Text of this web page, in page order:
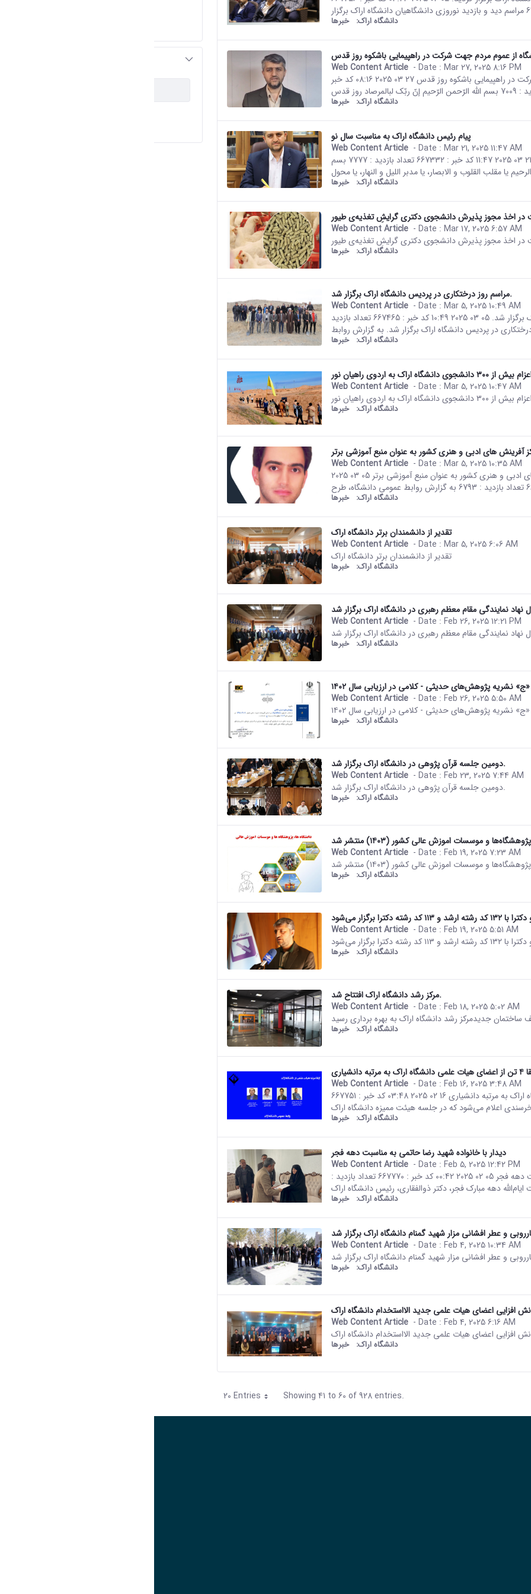
دانشگاه اراک: خبرها
از عموم مردم جهت شرکت در راهپیمایی باشکوه روز قدس
Web Content Article
This result comes from the
- Date : Mar 27, 2025 8:16 PM
صفحه اصلی جزئیات خبر دعوت رئیس دانشگاه از عموم مردم جهت شرکت در راهپیمایی باشکوه روز قدس 27 03 2025 08:16 کد خبر
دانشگاه اراک: خبرها
پیام رئیس دانشگاه اراک به مناسبت سال نو
Web Content Article
This result comes from the
- Date : Mar 21, 2025 11:47 AM
صفحه اصلی جزئیات خبر پیام رئیس دانشگاه اراک به مناسبت سال نو 21 03 2025 11:47 کد خبر : 667332 تعداد بازدید : 7777 بسم
دانشگاه اراک: خبرها
در اخذ مجوز پذیرش دانشجوی دکتری گرایشِ تغذیه‌ی طیور
Web Content Article
This result comes from the
- Date : Mar 17, 2025 6:57 AM
در اخذ مجوز پذیرش دانشجوی دکتری گرایشِ تغذیه‌ی طیور
دانشگاه اراک: خبرها
مراسم روز درختکاری در پردیس دانشگاه اراک برگزار شد.
Web Content Article
This result comes from the
- Date : Mar 5, 2025 10:49 AM
صفحه اصلی جزئیات خبر مراسم روز درختکاری در پردیس دانشگاه اراک برگزار شد. 05 03 2025 10:49 کد خبر : 667465 تعداد بازدید
دانشگاه اراک: خبرها
بیش از ۳۰۰ دانشجوی دانشگاه اراک به اردوی راهیان نور
Web Content Article
This result comes from the
- Date : Mar 5, 2025 10:47 AM
اعزام بیش از ۳۰۰ دانشجوی دانشگاه اراک به اردوی راهیان نور
دانشگاه اراک: خبرها
آفرینش های ادبی و هنری کشور به عنوان منبع آموزشی برتر
Web Content Article
This result comes from the
- Date : Mar 5, 2025 10:35 AM
صفحه اصلی جزئیات خبر دکتر محمد غفاری برگزیده مرکز آفرینش های ادبی و هنری کشور به عنوان منبع آموزشی برتر 05 03 2025
دانشگاه اراک: خبرها
تقدیر از دانشمندان برتر دانشگاه اراک
Web Content Article
This result comes from the
- Date : Mar 5, 2025 6:06 AM
تقدیر از دانشمندان برتر دانشگاه اراک
دانشگاه اراک: خبرها
نهاد نمایندگی مقام معظم رهبری در دانشگاه اراک برگزار شد
Web Content Article
This result comes from the
- Date : Feb 26, 2025 12:21 PM
نهاد نمایندگی مقام معظم رهبری در دانشگاه اراک برگزار شد
دانشگاه اراک: خبرها
نشریه پژوهش‌های حدیثی - کلامی در ارزیابی سال ۱۴۰۲
Web Content Article
This result comes from the
- Date : Feb 26, 2025 5:50 AM
نشریه پژوهش‌های حدیثی - کلامی در ارزیابی سال ۱۴۰۲
دانشگاه اراک: خبرها
دومین جلسه قرآن پژوهی در دانشگاه اراک برگزار شد.
Web Content Article
This result comes from the
- Date : Feb 23, 2025 7:44 AM
دومین جلسه قرآن پژوهی در دانشگاه اراک برگزار شد.
دانشگاه اراک: خبرها
Web Content Article
This result comes from the
- Date : Feb 19, 2025 7:23 AM
دانشگاه اراک: خبرها
Web Content Article
This result comes from the
- Date : Feb 19, 2025 5:51 AM
دانشگاه اراک: خبرها
مرکز رشد دانشگاه اراک افتتاح شد.
Web Content Article
This result comes from the
- Date : Feb 18, 2025 5:02 AM
دانشگاه اراک: خبرها
دانشیاری
Web Content Article
This result comes from the
- Date : Feb 16, 2025 3:48 AM
صفحه اصلی جزئیات خبر ارتقا ۴ تن از اعضای هیات علمی دانشگاه اراک به مرتبه دانشیاری 16 02 2025 03:48 کد خبر : 667751
دانشگاه اراک: خبرها
دیدار با خانواده شهید رضا حاتمی به مناسبت دهه فجر
Web Content Article
This result comes from the
- Date : Feb 5, 2025 12:42 PM
صفحه اصلی جزئیات خبر دیدار با خانواده شهید رضا حاتمی به مناسبت دهه فجر 05 02 2025 00:42 کد خبر : 667770 تعداد بازدید :
دانشگاه اراک: خبرها
و عطر افشانی مزار شهید گمنام دانشگاه اراک برگزار شد
Web Content Article
This result comes from the
- Date : Feb 4, 2025 10:34 AM
و عطر افشانی مزار شهید گمنام دانشگاه اراک برگزار شد
دانشگاه اراک: خبرها
افزایی اعضای هیات علمی جدید الااستخدام دانشگاه اراک
Web Content Article
This result comes from the
- Date : Feb 4, 2025 6:16 AM
افزایی اعضای هیات علمی جدید الااستخدام دانشگاه اراک
دانشگاه اراک: خبرها
20 EntriesPer Page Showing 41 to 60 of 928 entries.